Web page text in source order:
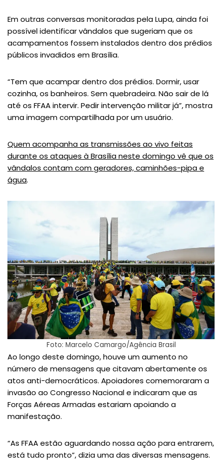
Em outras conversas monitoradas pela Lupa, ainda foi
possível identificar vândalos que sugeriam que os
acampamentos fossem instalados dentro dos prédios
públicos invadidos em Brasília.
“Tem que acampar dentro dos prédios. Dormir, usar
cozinha, os banheiros. Sem quebradeira. Não sair de lá
até os FFAA intervir. Pedir intervenção militar já”, mostra
uma imagem compartilhada por um usuário.
Quem acompanha as transmissões ao vivo feitas
durante os ataques à Brasília neste domingo vê que os
vândalos contam com geradores, caminhões-pipa e
água.
Foto: Marcelo Camargo/Agência Brasil
Ao longo deste domingo, houve um aumento no
número de mensagens que citavam abertamente os
atos anti-democráticos. Apoiadores comemoraram a
invasão ao Congresso Nacional e indicaram que as
Forças Aéreas Armadas estariam apoiando a
manifestação.
“As FFAA estão aguardando nossa ação para entrarem,
está tudo pronto”, dizia uma das diversas mensagens.